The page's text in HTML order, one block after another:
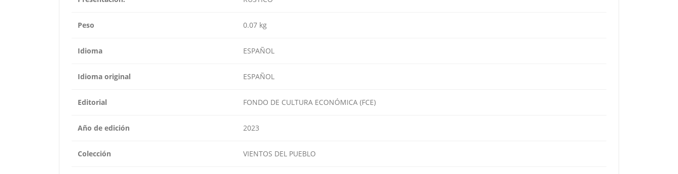
Peso 0.07 kg
Idioma ESPAÑOL
Idioma original ESPAÑOL
Editorial FONDO DE CULTURA ECONÓMICA (FCE)
Año de edición 2023
Colección VIENTOS DEL PUEBLO